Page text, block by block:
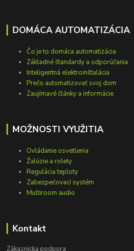
DOMÁCA AUTOMATIZÁCIA
Čo je to domáca automatizácia
Základné štandardy a odporúčania
Inteligentná elektroinštalácia
Prečo automatizovať svoj dom
Zaujímavé články a informácie
MOŽNOSTI VYUŽITIA
Ovládanie osvetlenia
Žalúzie a rolety
Regulácia teploty
Zabezpečovací systém
Multiroom audio
Kontakt
Zákaznícka podpora